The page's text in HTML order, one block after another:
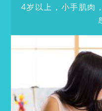
4岁以上，小手肌肉